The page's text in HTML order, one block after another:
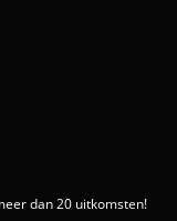
dan 20 uitkomsten!